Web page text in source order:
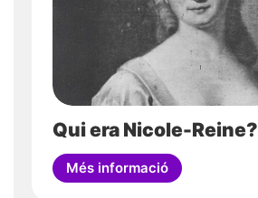
Qui era Nicole-Reine?
Més informació
Acceptar i enviar